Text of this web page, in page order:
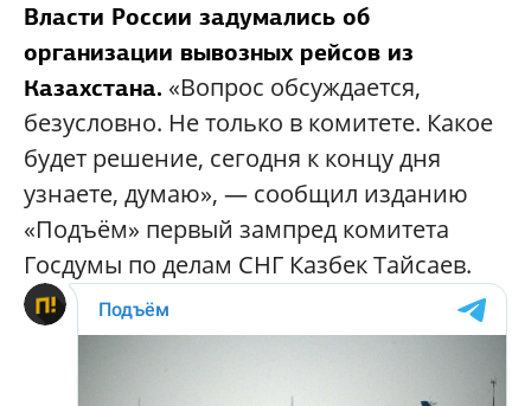
Власти России задумались об
организации вывозных рейсов из
Казахстана. «Вопрос обсуждается,
безусловно. Не только в комитете. Какое
будет решение, сегодня к концу дня
узнаете, думаю», — сообщил изданию
«Подъём» первый зампред комитета
Госдумы по делам СНГ Казбек Тайсаев.